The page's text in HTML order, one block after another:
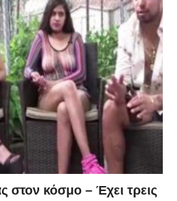
στον κόσμο – Έχει τρεις